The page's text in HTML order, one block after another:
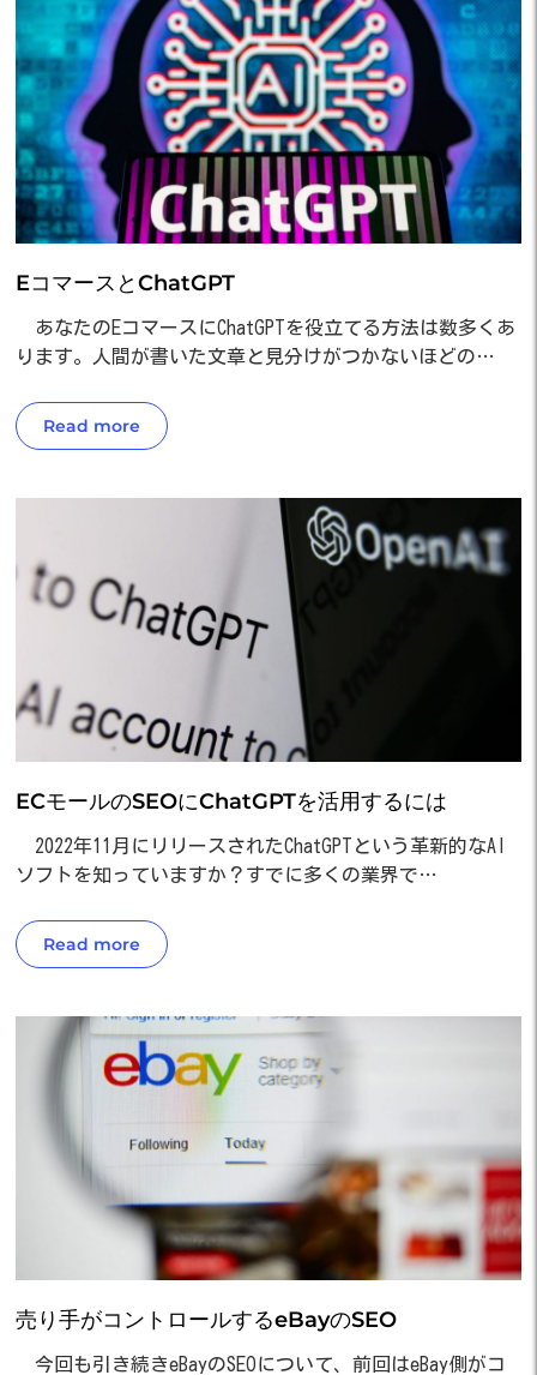
EコマースとChatGPT
あなたのEコマースにChatGPTを役立てる方法は数多くあ
ります。人間が書いた文章と見分けがつかないほどの…
Read more
ECモールのSEOにChatGPTを活用するには
2022年11月にリリースされたChatGPTという革新的なAI
ソフトを知っていますか？すでに多くの業界で…
Read more
売り手がコントロールするeBayのSEO
今回も引き続きeBayのSEOについて、前回はeBay側がコ